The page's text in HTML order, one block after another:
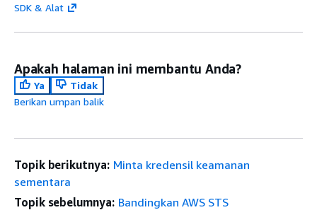
SDK & Alat
Apakah halaman ini membantu Anda?
Ya
Tidak
Berikan umpan balik
Topik berikutnya: Minta kredensil keamanan
sementara
Topik sebelumnya: Bandingkan AWS STS